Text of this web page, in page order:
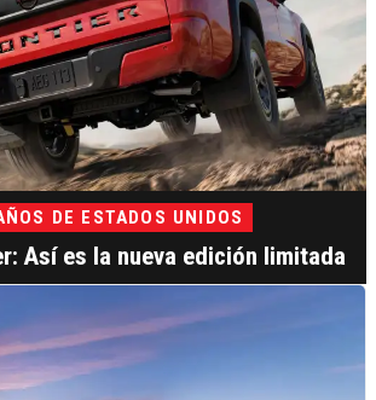
DE ESTADOS UNIDOS
Así es la nueva edición limitada